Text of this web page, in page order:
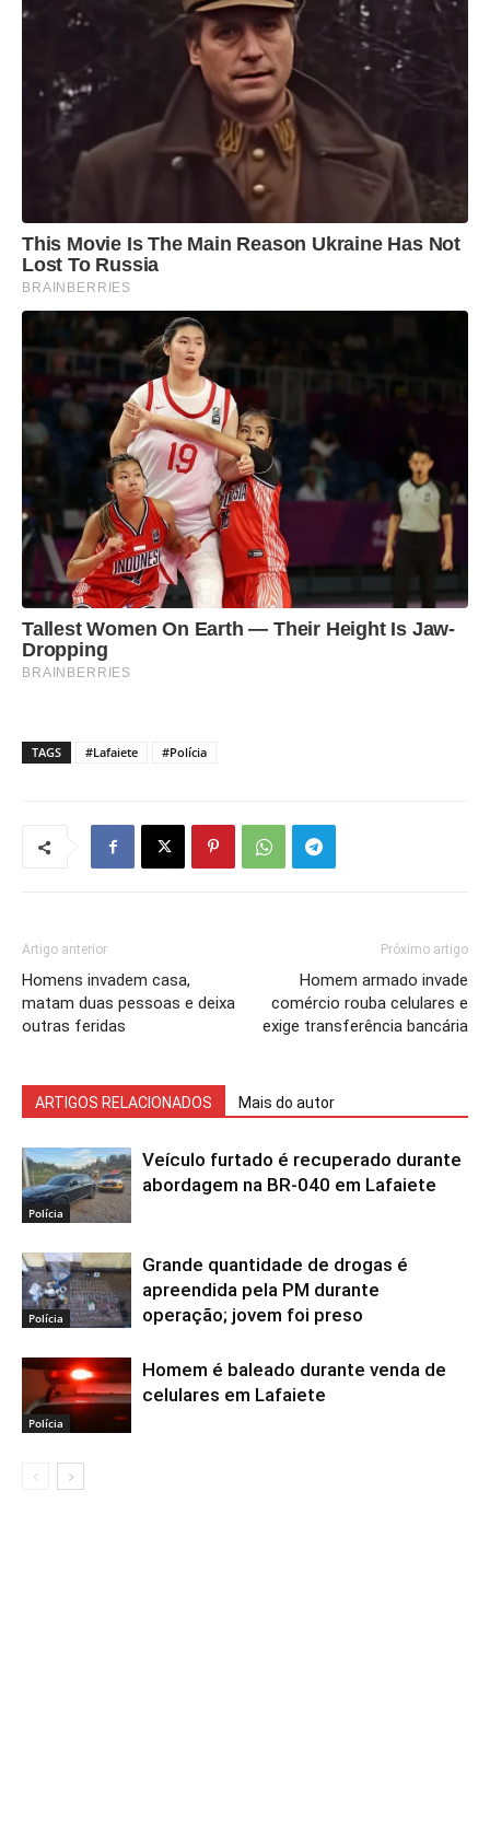
TAGS #Lafaiete #Polícia
Artigo anterior
Homens invadem casa,
matam duas pessoas e deixa
outras feridas
Próximo artigo
Homem armado invade
comércio rouba celulares e
exige transferência bancária
ARTIGOS RELACIONADOS Mais do autor
Polícia
Veículo furtado é recuperado durante
abordagem na BR-040 em Lafaiete
Polícia
Grande quantidade de drogas é
apreendida pela PM durante
operação; jovem foi preso
Polícia
Homem é baleado durante venda de
celulares em Lafaiete